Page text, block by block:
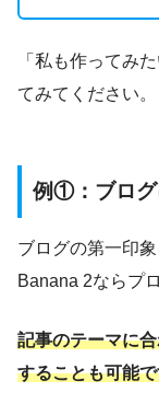
「私も作ってみ
てみてください。
例①：ブログ
ブログの第一印
Banana 2ならプ
記事のテーマに
することも可能